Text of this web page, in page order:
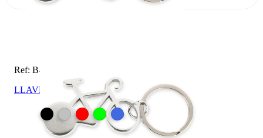
Ref: B-471-PT
LLAVERO ALUMINIO "BIKE"